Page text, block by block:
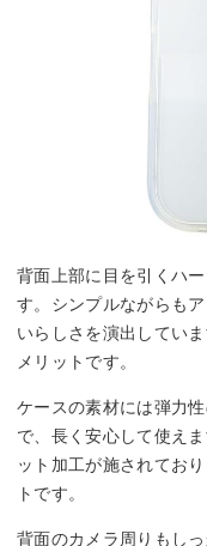
背面上部に目を引くハ
す。シンプルながらも
いらしさを演出してい
メリットです。
ケースの素材には弾力
で、長く安心して使え
ット加工が施されてお
トです。
背面のカメラ周りもし